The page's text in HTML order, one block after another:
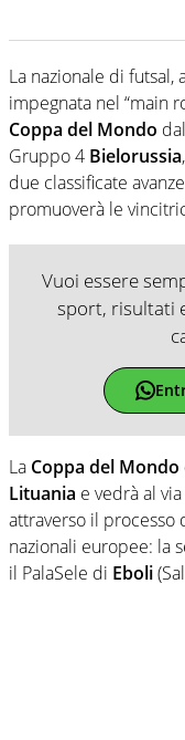
La nazionale di futsal,
impegnata nel “main
Coppa del Mondo
Gruppo 4 Bielorussia,
due classificate
promuoverà le
Vuoi essere
sport, risultati
La Coppa del Mondo
Lituania e vedrà al via
attraverso il processo
nazionali europee: la
il PalaSele di Eboli